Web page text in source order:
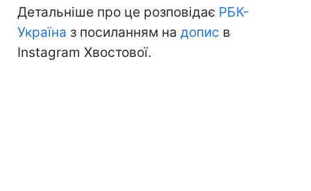
Детальніше про це розповідає РБК-
Україна з посиланням на допис в
Instagram Хвостової.